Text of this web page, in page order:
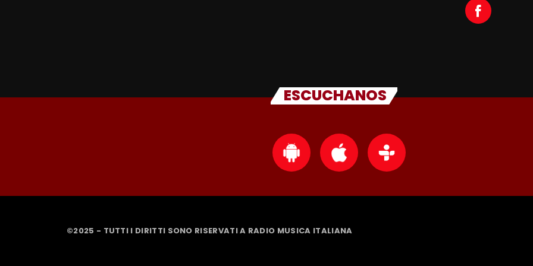
ESCUCHANOS
©2025 - TUTTI I DIRITTI SONO RISERVATI A RADIO MUSICA ITALIANA